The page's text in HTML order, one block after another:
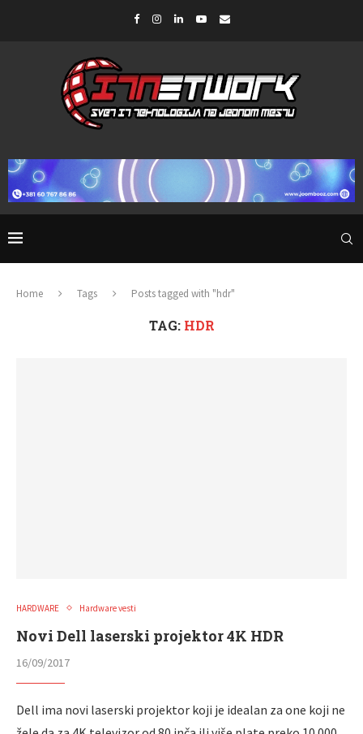
Home Tags Posts tagged with "hdr"
TAG: HDR
HARDWARE Hardware vesti
Novi Dell laserski projektor 4K HDR
16/09/2017
Dell ima novi laserski projektor koji je idealan za one koji ne